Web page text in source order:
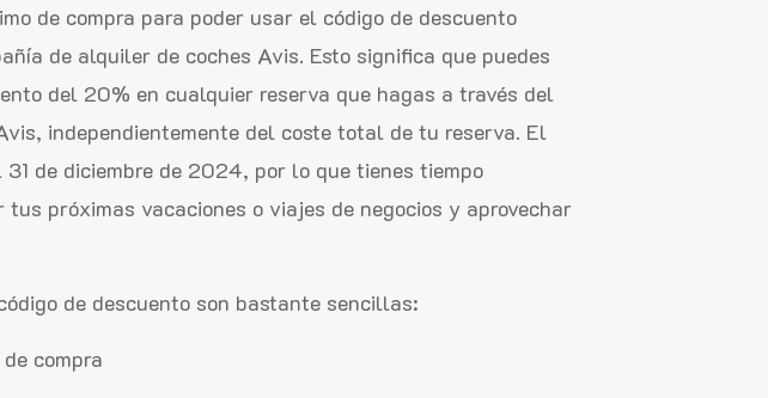
de compra para poder usar el código de descuento
de alquiler de coches Avis. Esto significa que puedes
del 20% en cualquier reserva que hagas a través del
independientemente del coste total de tu reserva. El
de diciembre de 2024, por lo que tienes tiempo
próximas vacaciones o viajes de negocios y aprovechar
de descuento son bastante sencillas:
compra